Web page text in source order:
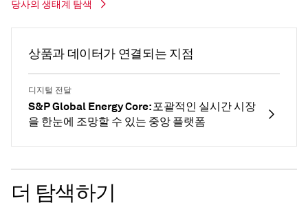
당사의 생태계 탐색
상품과 데이터가 연결되는 지점
디지털 전달
S&P Global Energy Core: 포괄적인 실시간 시장
을 한눈에 조망할 수 있는 중앙 플랫폼
더 탐색하기